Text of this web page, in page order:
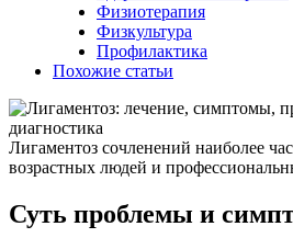
Физиотерапия
Физкультура
Профилактика
Похожие статьи
Лигаментоз сочленений наиболее
возрастных людей и
Суть проблемы и